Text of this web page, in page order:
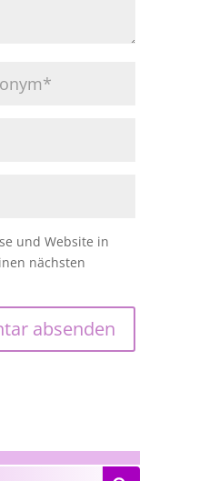
und Website in
nächsten